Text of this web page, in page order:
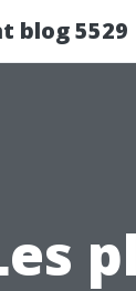
blog 5529